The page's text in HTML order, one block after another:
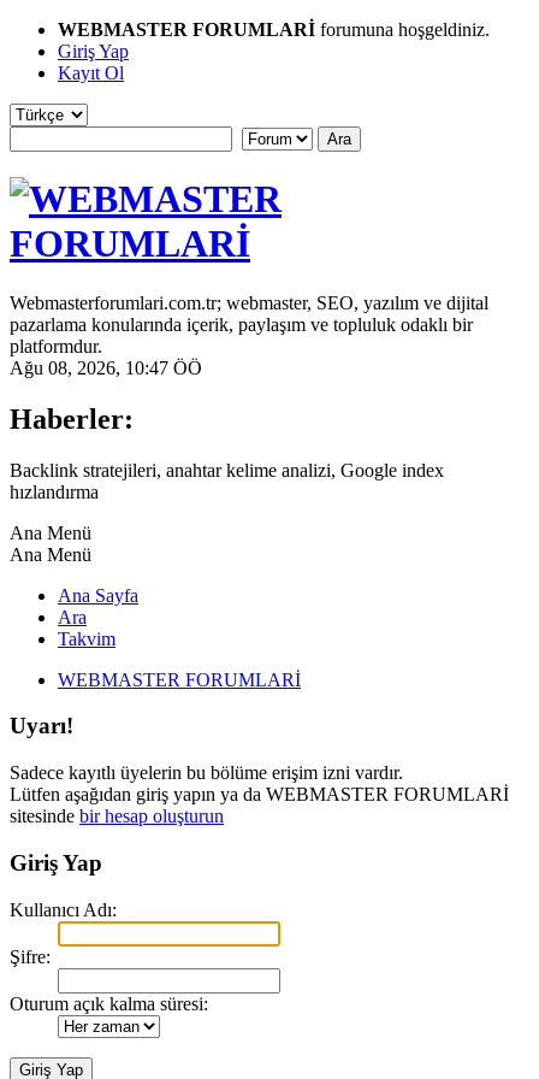
WEBMASTER FORUMLARİ forumuna hoşgeldiniz.
Giriş Yap
Kayıt Ol
Webmasterforumlari.com.tr; webmaster, SEO, yazılım ve dijital
pazarlama konularında içerik, paylaşım ve topluluk odaklı bir
platformdur.
Ağu 08, 2026, 10:47 ÖÖ
Haberler:
Backlink stratejileri, anahtar kelime analizi, Google index
hızlandırma
Ana Menü
Ana Menü
Ana Sayfa
Ara
Takvim
WEBMASTER FORUMLARİ
Uyarı!
Sadece kayıtlı üyelerin bu bölüme erişim izni vardır.
Lütfen aşağıdan giriş yapın ya da WEBMASTER FORUMLARİ
sitesinde bir hesap oluşturun
Giriş Yap
Kullanıcı Adı:
Şifre:
Oturum açık kalma süresi: